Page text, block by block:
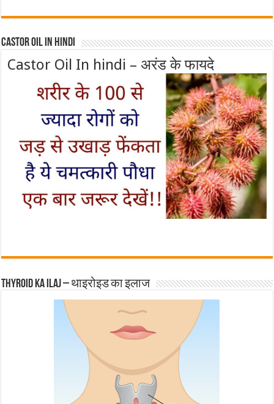
Castor Oil In Hindi
Castor Oil In hindi – अरंड के फायदे
Thyroid ka ilaj – थाइरोइड का इलाज